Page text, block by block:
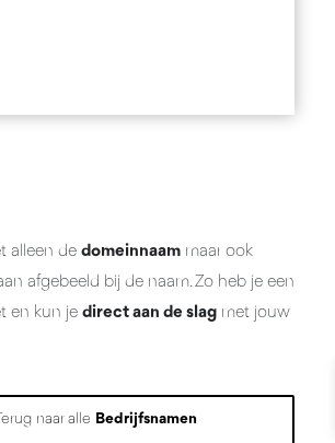
alleen de domeinnaam maar ook
afgebeeld bij de naam. Zo heb je een
en kun je direct aan de slag met jouw
naar alle Bedrijfsnamen